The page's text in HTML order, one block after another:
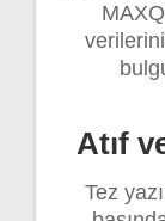
Atıf
Tez